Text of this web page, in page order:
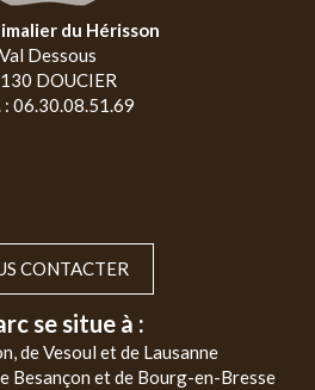
du Hérisson
Val Dessous
DOUCIER
: 06.30.08.51.69
CONTACTER
se situe à :
de Vesoul et de Lausanne
Besançon et de Bourg-en-Bresse